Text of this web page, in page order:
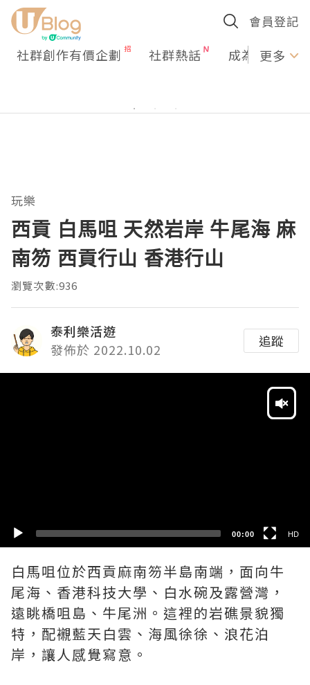
會員登記
社群創作有價企劃 社群熱話 成為U更多
玩樂
西貢 白馬咀 天然岩岸 牛尾海 麻
南笏 西貢行山 香港行山
瀏覽次數:936
泰利樂活遊
發佈於 2022.10.02
追蹤
00:00 HD
白馬咀位於西貢麻南笏半島南端，面向牛
尾海、香港科技大學、白水碗及露營灣，
遠眺橋咀島、牛尾洲。這裡的岩礁景貌獨
特，配襯藍天白雲、海風徐徐、浪花泊
岸，讓人感覺寫意。